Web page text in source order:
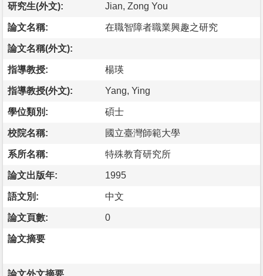
研究生(外文): Jian, Zong You
論文名稱: 在職智障者職業興趣之研究
論文名稱(外文):
指導教授: 楊瑛
指導教授(外文): Yang, Ying
學位類別: 碩士
校院名稱: 國立臺灣師範大學
系所名稱: 特殊教育研究所
論文出版年: 1995
語文別: 中文
論文頁數: 0
論文摘要
論文外文摘要